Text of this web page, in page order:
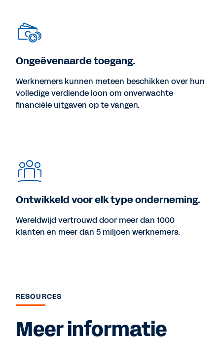
Ongeëvenaarde toegang.
Werknemers kunnen meteen beschikken over hun
volledige verdiende loon om onverwachte
financiële uitgaven op te vangen.
Ontwikkeld voor elk type onderneming.
Wereldwijd vertrouwd door meer dan 1000
klanten en meer dan 5 miljoen werknemers.
RESOURCES
Meer informatie